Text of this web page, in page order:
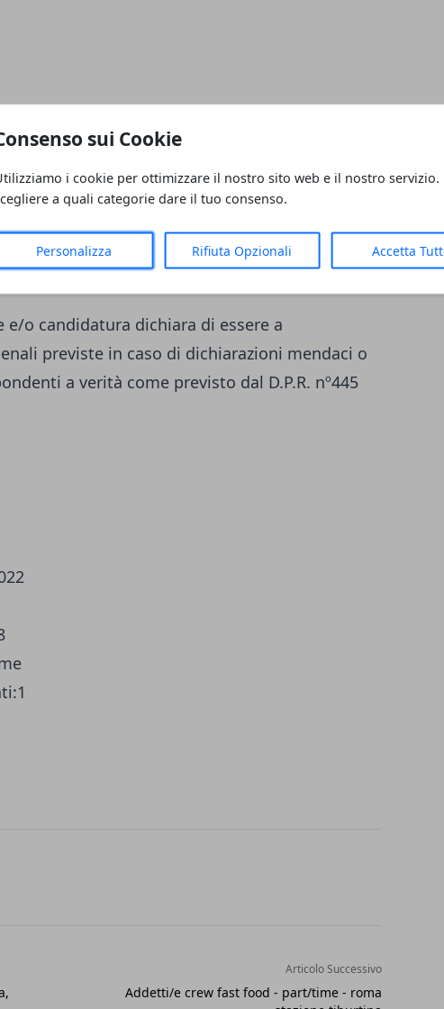
sui Cookie
i cookie per ottimizzare il nostro sito web e il nostro servizio.
a quali categorie dare il tuo consenso.
Personalizza Rifiuta Opzionali Accetta
eticamente responsabile. Il servizio è gratuito.
77 - D.Lgs. n.198/2006) sono invitati a leggere
Aut. Min. Prot. N. 1116 - SG - del
o candidatura dichiara di essere a
previste in caso di dichiarazioni mendaci o
a verità come previsto dal D.P.R. nº445
1
Articolo Successivo
Addetti/e crew fast food - part/time - roma